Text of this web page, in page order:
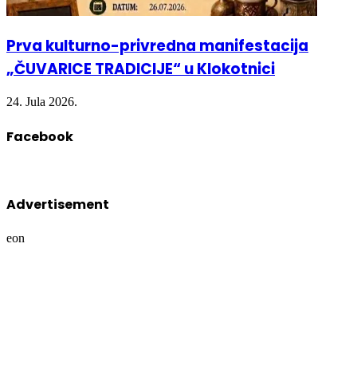
Prva kulturno-privredna manifestacija
„ČUVARICE TRADICIJE“ u Klokotnici
24. Jula 2026.
Advertisement